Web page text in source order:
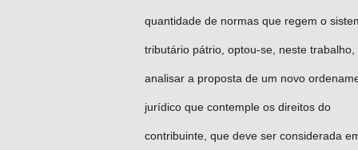
quantidade de normas que regem o
tributário pátrio, optou-se, neste trabalho,
analisar a proposta de um novo
jurídico que contemple os direitos do
contribuinte, que deve ser considerada